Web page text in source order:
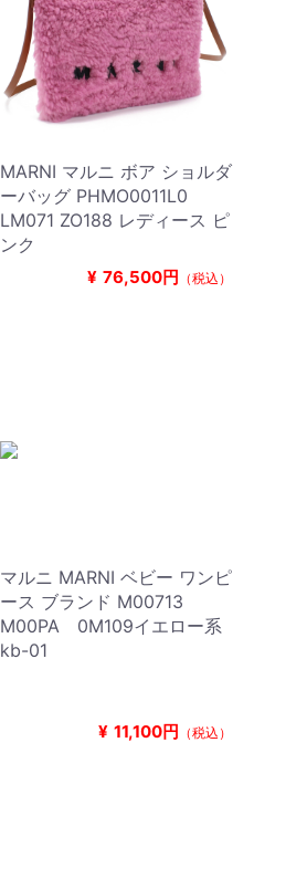
MARNI マルニ ボア ショルダ
ーバッグ PHMO0011L0
LM071 ZO188 レディース ピ
ンク
¥ 76,500円 （税込）
マルニ MARNI ベビー ワンピ
ース ブランド M00713
M00PA 0M109イエロー系
kb-01
¥ 11,100円 （税込）